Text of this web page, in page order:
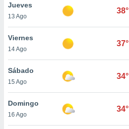
de
cookies
aceptar
Jueves
13 Ago
38°
Viernes
14 Ago
37°
Sábado
15 Ago
34°
Domingo
16 Ago
34°